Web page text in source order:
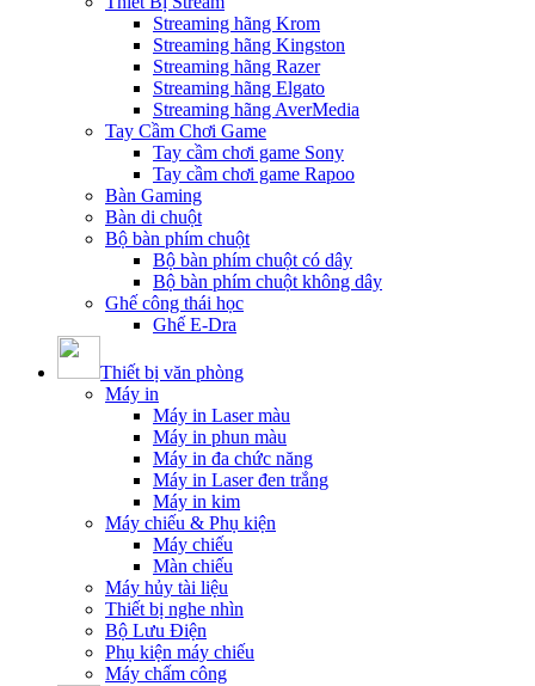
Streaming hãng Krom
Streaming hãng Kingston
Streaming hãng Razer
Streaming hãng Elgato
Streaming hãng AverMedia
Tay Cầm Chơi Game
Tay cầm chơi game Sony
Tay cầm chơi game Rapoo
Bàn Gaming
Bàn di chuột
Bộ bàn phím chuột
Bộ bàn phím chuột có dây
Bộ bàn phím chuột không dây
Ghế công thái học
Ghế E-Dra
Thiết bị văn phòng
Máy in
Máy in Laser màu
Máy in phun màu
Máy in đa chức năng
Máy in Laser đen trắng
Máy in kim
Máy chiếu & Phụ kiện
Máy chiếu
Màn chiếu
Máy hủy tài liệu
Thiết bị nghe nhìn
Bộ Lưu Điện
Phụ kiện máy chiếu
Máy chấm công